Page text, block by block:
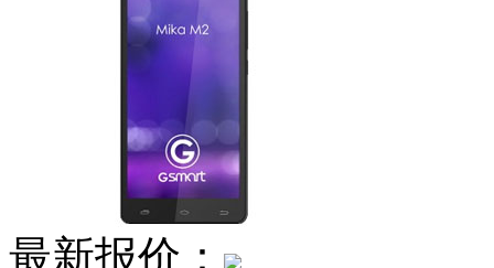
最新报价：